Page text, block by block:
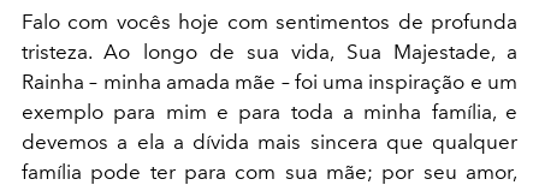
Falo com vocês hoje com sentimentos de profunda
tristeza. Ao longo de sua vida, Sua Majestade, a
Rainha – minha amada mãe – foi uma inspiração e um
exemplo para mim e para toda a minha família, e
devemos a ela a dívida mais sincera que qualquer
família pode ter para com sua mãe; por seu amor,